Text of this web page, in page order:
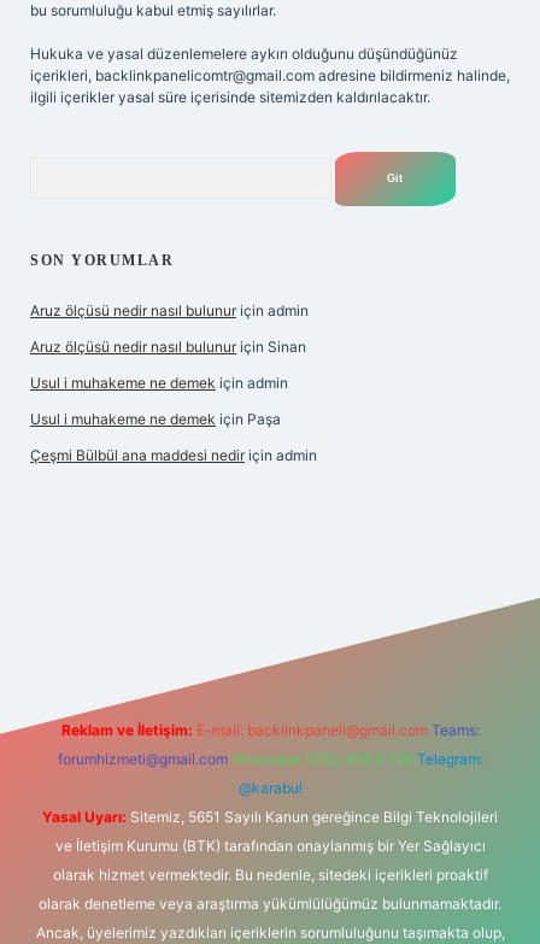
bu sorumluluğu kabul etmiş sayılırlar.
Hukuka ve yasal düzenlemelere aykırı olduğunu düşündüğünüz
içerikleri, backlinkpanelicomtr@gmail.com adresine bildirmeniz halinde,
ilgili içerikler yasal süre içerisinde sitemizden kaldırılacaktır.
SON YORUMLAR
Aruz ölçüsü nedir nasıl bulunur için admin
Aruz ölçüsü nedir nasıl bulunur için Sinan
Usul i muhakeme ne demek için admin
Usul i muhakeme ne demek için Paşa
Çeşmi Bülbül ana maddesi nedir için admin
Reklam ve İletişim: E-mail: backlinkpaneli@gmail.com Teams:
forumhizmeti@gmail.com Whatsapp: 0262 606 0 726 Telegram:
@karabul
Yasal Uyarı: Sitemiz, 5651 Sayılı Kanun gereğince Bilgi Teknolojileri
ve İletişim Kurumu (BTK) tarafından onaylanmış bir Yer Sağlayıcı
olarak hizmet vermektedir. Bu nedenle, sitedeki içerikleri proaktif
olarak denetleme veya araştırma yükümlülüğümüz bulunmamaktadır.
Ancak, üyelerimiz yazdıkları içeriklerin sorumluluğunu taşımakta olup,